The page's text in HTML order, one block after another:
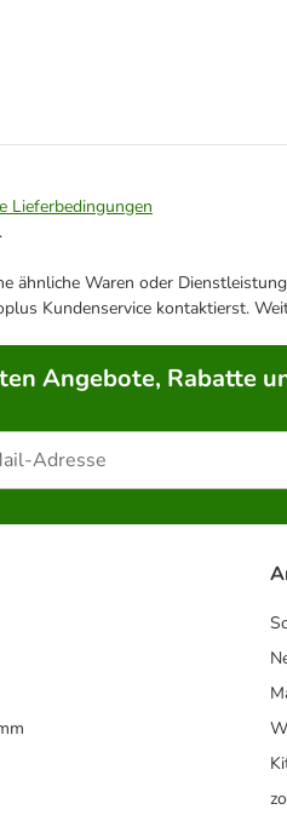
Lieferbedingungen
Waren oder
Kundenservice kontaktierst.
Angebote, Rabatte